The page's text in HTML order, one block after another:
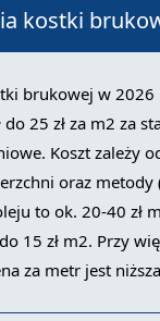
kostki
brukowej w
do 25 zł za m2 za
Koszt zależy
oraz metody
to ok. 20-40 zł
15 zł m2. Przy
za metr jest niższa